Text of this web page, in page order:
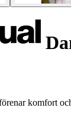
komfort